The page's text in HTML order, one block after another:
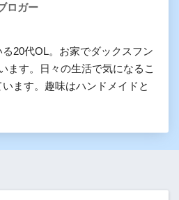
ロガー
20代OL。お家でダックスフン
ます。日々の生活で気になるこ
ます。趣味はハンドメイドと